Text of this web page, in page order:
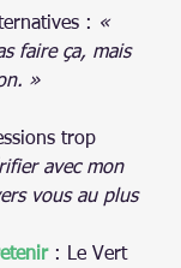
: «
faire ça, mais
»
trop
avec mon
vous au plus
: Le Vert